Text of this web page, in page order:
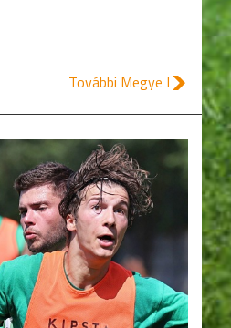
További Megye I